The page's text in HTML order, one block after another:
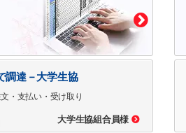
調達－大学生協
・支払い・受け取り
大学生協組合員様